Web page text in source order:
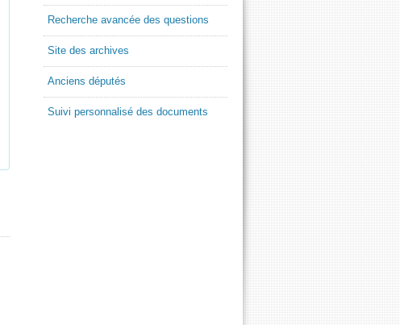
Recherche avancée des questions
Site des archives
Anciens députés
Suivi personnalisé des documents